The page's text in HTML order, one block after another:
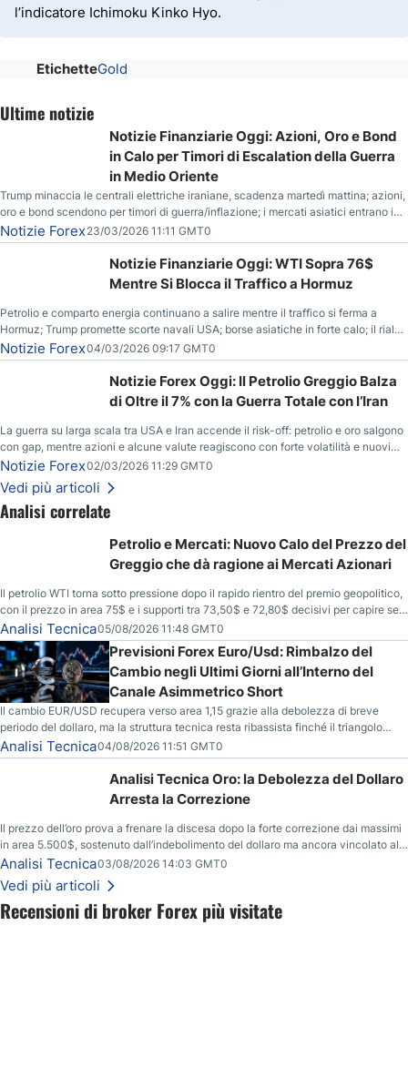
l’indicatore Ichimoku Kinko Hyo.
EtichetteGold
Recensioni di broker Forex più visitate
Ultime notizie
Notizie Finanziarie Oggi: Azioni, Oro e Bond
in Calo per Timori di Escalation della Guerra
in Medio Oriente
Trump minaccia le centrali elettriche iraniane, scadenza martedì mattina; azioni,
oro e bond scendono per timori di guerra/inflazione; i mercati asiatici entrano in
correzione; il petrolio greggio resta stabile.
Notizie Forex23/03/2026 11:11 GMT0
Notizie Finanziarie Oggi: WTI Sopra 76$
Mentre Si Blocca il Traffico a Hormuz
Petrolio e comparto energia continuano a salire mentre il traffico si ferma a
Hormuz; Trump promette scorte navali USA; borse asiatiche in forte calo; il rialzo
del gas naturale mette pressione all’euro.
Notizie Forex04/03/2026 09:17 GMT0
Notizie Forex Oggi: Il Petrolio Greggio Balza
di Oltre il 7% con la Guerra Totale con l’Iran
La guerra su larga scala tra USA e Iran accende il risk-off: petrolio e oro salgono
con gap, mentre azioni e alcune valute reagiscono con forte volatilità e nuovi
livelli da monitorare.
Notizie Forex02/03/2026 11:29 GMT0
Vedi più articoli
Analisi correlate
Petrolio e Mercati: Nuovo Calo del Prezzo del
Greggio che dà ragione ai Mercati Azionari
Il petrolio WTI torna sotto pressione dopo il rapido rientro del premio geopolitico,
con il prezzo in area 75$ e i supporti tra 73,50$ e 72,80$ decisivi per capire se il
ribasso potrà estendersi verso quota 70$.
Analisi Tecnica05/08/2026 11:48 GMT0
Previsioni Forex Euro/Usd: Rimbalzo del
Cambio negli Ultimi Giorni all’Interno del
Canale Asimmetrico Short
Il cambio EUR/USD recupera verso area 1,15 grazie alla debolezza di breve
periodo del dollaro, ma la struttura tecnica resta ribassista finché il triangolo
asimmetrico short continua a contenere il movimento.
Analisi Tecnica04/08/2026 11:51 GMT0
Analisi Tecnica Oro: la Debolezza del Dollaro
Arresta la Correzione
Il prezzo dell’oro prova a frenare la discesa dopo la forte correzione dai massimi
in area 5.500$, sostenuto dall’indebolimento del dollaro ma ancora vincolato alla
resistenza chiave tra 4.110$ e 4.120$.
Analisi Tecnica03/08/2026 14:03 GMT0
Vedi più articoli